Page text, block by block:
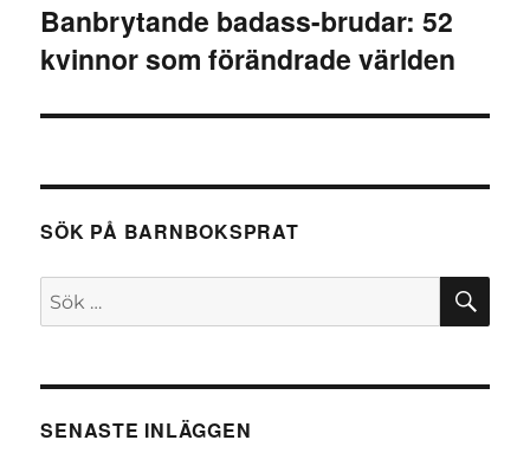
Nästa
inlägg:
Banbrytande badass-brudar: 52
kvinnor som förändrade världen
SÖK PÅ BARNBOKSPRAT
Sök
SENASTE INLÄGGEN